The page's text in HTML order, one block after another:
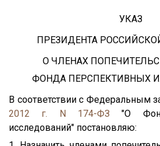
УКАЗ
ПРЕЗИДЕНТА
О ЧЛЕНАХ
ФОНДА ПЕРСПЕКТИВНЫХ
В соответствии с Федеральным
2012 г. N 174-ФЗ "О
исследований" постановляю: